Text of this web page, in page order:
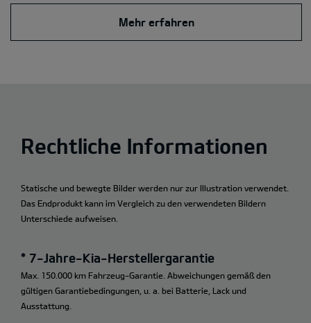
Mehr erfahren
Rechtliche Informationen
Statische und bewegte Bilder werden nur zur Illustration verwendet.
Das Endprodukt kann im Vergleich zu den verwendeten Bildern
Unterschiede aufweisen.
* 7-Jahre-Kia-Herstellergarantie
Max. 150.000 km Fahrzeug-Garantie. Abweichungen gemäß den
gültigen Garantiebedingungen, u. a. bei Batterie, Lack und
Ausstattung.